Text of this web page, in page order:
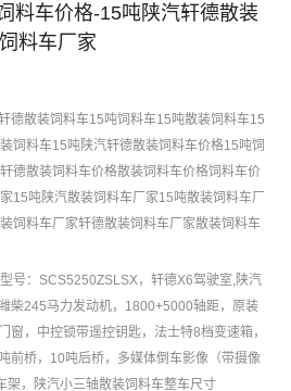
料车价格-15吨陕汽轩德散装
饲料车厂家
德散装饲料车15吨饲料车15吨散装饲料车15
饲料车15吨陕汽轩德散装饲料车价格15吨饲
轩德散装饲料车价格散装饲料车价格饲料车价
15吨陕汽散装饲料车厂家15吨散装饲料车厂
饲料车厂家轩德散装饲料车厂家散装饲料车
号：SCS5250ZSLSX，轩德X6驾驶室,陕汽
柴245马力发动机，1800+5000轴距，原装
窗，中控锁带遥控钥匙，法士特8档变速箱，
前桥，10吨后桥，多媒体倒车影像（带摄像
架，陕汽小三轴散装饲料车整车尺寸